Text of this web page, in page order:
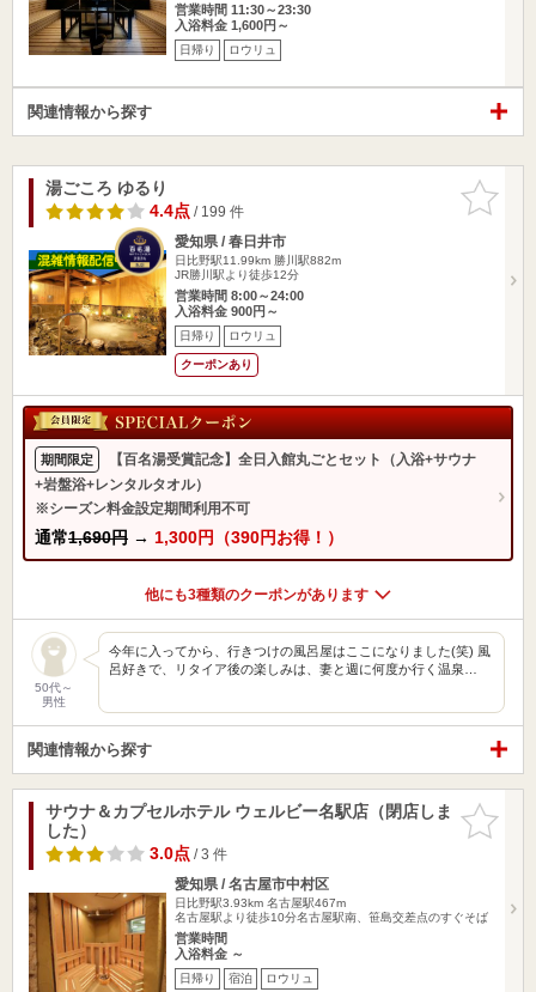
営業時間 11:30～23:30
入浴料金 1,600円～
日帰り ロウリュ
関連情報から探す
お気に入
りに追加
湯ごころ ゆるり
4.4点/ 199 件
愛知県 / 春日井市
日比野駅11.99km 勝川駅882m
JR勝川駅より徒歩12分
営業時間 8:00～24:00
入浴料金 900円～
日帰り ロウリュ
クーポンあり
期間限定
【百名湯受賞記念】全日入館丸ごとセット（入浴+サウナ
+岩盤浴+レンタルタオル）
※シーズン料金設定期間利用不可
通常1,690円 → 1,300円（390円お得！）
他にも3種類のクーポンがあります
50代～
男性
今年に入ってから、行きつけの風呂屋はここになりました(笑) 風
呂好きで、リタイア後の楽しみは、妻と週に何度か行く温泉…
関連情報から探す
お気に入
りに追加
サウナ＆カプセルホテル ウェルビー名駅店（閉店しま
した）
3.0点/ 3 件
愛知県 / 名古屋市中村区
日比野駅3.93km 名古屋駅467m
名古屋駅より徒歩10分名古屋駅南、笹島交差点のすぐそば
営業時間
入浴料金 ～
日帰り 宿泊 ロウリュ